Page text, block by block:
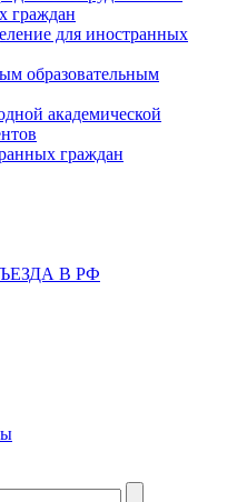
граждан
для иностранных
образовательным
академической
граждан
В РФ